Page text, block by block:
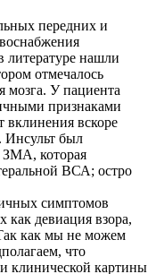
передних и
литературе нашли
отмечалось
мозга. У пациента
признаками
вклинения вскоре
Инсульт был
ЗМА, которая
ВСА; остро
симптомов
как девиация взора,
как мы не можем
что
клинической картины